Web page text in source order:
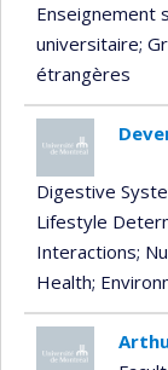
Enseignement
universitaire;
étrangères
Digestive
Lifestyle
Interactions;
Health;